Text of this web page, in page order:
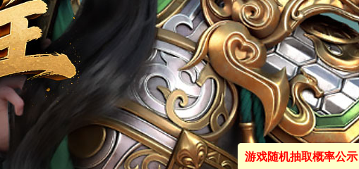
游戏随机抽取概率公示